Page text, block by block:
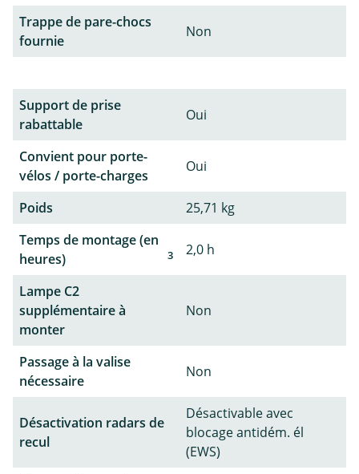
Trappe de pare-chocs
fournie
Non
Support de prise
rabattable
Oui
Convient pour porte-
vélos / porte-charges
Oui
Poids
25,71 kg
Temps de montage (en
heures)
3 2,0 h
Lampe C2
supplémentaire à
monter
Non
Passage à la valise
nécessaire
Non
Désactivation radars de
recul
Désactivable avec
blocage antidém. él
(EWS)